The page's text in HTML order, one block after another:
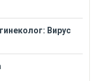
Вирус